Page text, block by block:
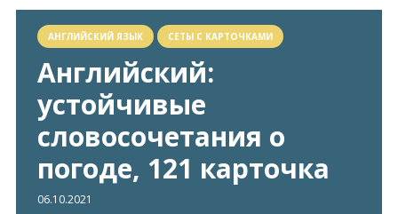
АНГЛИЙСКИЙ ЯЗЫК СЕТЫ С КАРТОЧКАМИ
Английский:
устойчивые
словосочетания о
погоде, 121 карточка
06.10.2021